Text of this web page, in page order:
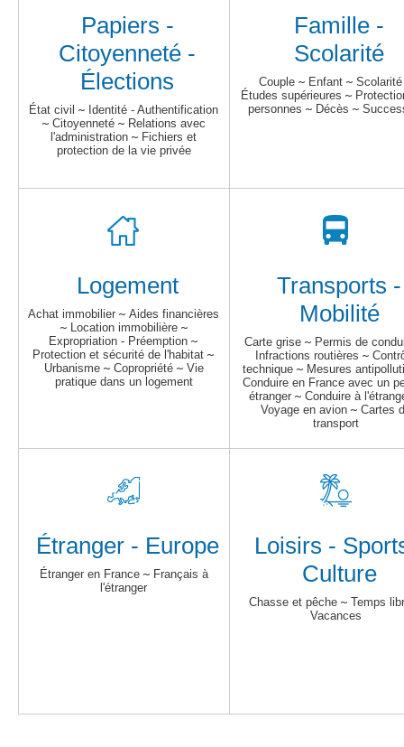
Papiers -
Citoyenneté -
Élections
État civil ~ Identité - Authentification
~ Citoyenneté ~ Relations avec
l'administration ~ Fichiers et
protection de la vie privée
Famille -
Scolarité
Couple~ Enfant~ Scolarité
Études supérieures ~
personnes ~ Décès ~
Logement
Achat immobilier ~ Aides financières
~ Location immobilière~
Expropriation - Préemption ~
Protection et sécurité de l'habitat ~
Urbanisme~ Copropriété~ Vie
pratique dans un logement
Transports -
Mobilité
Carte grise ~ Permis de
Infractions routières ~
technique ~ Mesures
Conduire en France avec un
étranger ~ Conduire à
Voyage en avion~ Cartes
transport
Étranger - Europe
Étranger en France~ Français à
l'étranger
Loisirs -
Culture
Chasse et pêche ~ Temps
Vacances